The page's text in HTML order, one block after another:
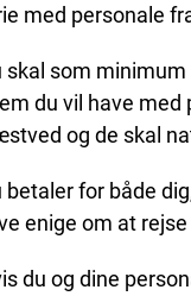
med personale
skal som
du vil have
og de skal
betaler for både
enige om at
du og dine